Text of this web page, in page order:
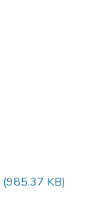
(985.37 KB)